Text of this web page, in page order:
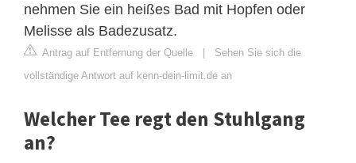
nehmen Sie ein heißes Bad mit Hopfen oder
Melisse als Badezusatz.
Antrag auf Entfernung der Quelle | Sehen Sie sich die
vollständige Antwort auf kenn-dein-limit.de an
Welcher Tee regt den Stuhlgang
an?